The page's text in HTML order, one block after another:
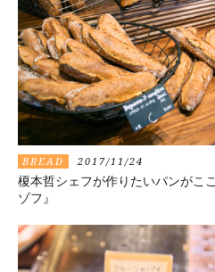
BREAD 2017/11/24
榎本哲シェフが作りたいパンがこ
ゾフ』